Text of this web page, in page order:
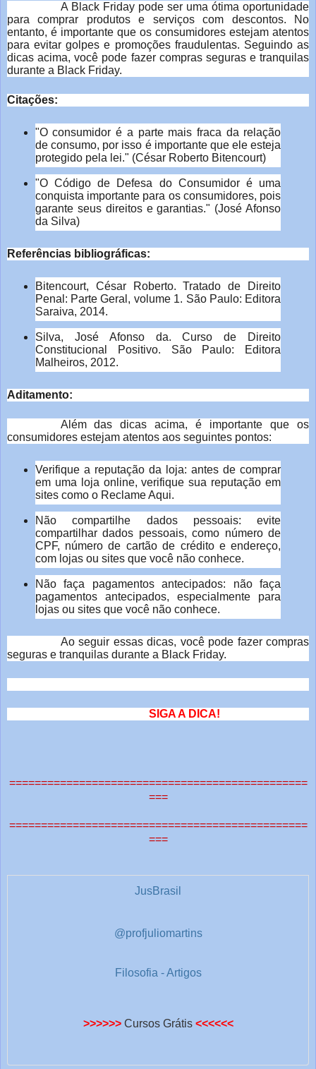
A Black Friday pode ser uma ótima oportunidade
para comprar produtos e serviços com descontos. No
entanto, é importante que os consumidores estejam atentos
para evitar golpes e promoções fraudulentas. Seguindo as
dicas acima, você pode fazer compras seguras e tranquilas
durante a Black Friday.
Citações:
"O consumidor é a parte mais fraca da relação
de consumo, por isso é importante que ele esteja
protegido pela lei." (César Roberto Bitencourt)
"O Código de Defesa do Consumidor é uma
conquista importante para os consumidores, pois
garante seus direitos e garantias." (José Afonso
da Silva)
Referências bibliográficas:
Bitencourt, César Roberto. Tratado de Direito
Penal: Parte Geral, volume 1. São Paulo: Editora
Saraiva, 2014.
Silva, José Afonso da. Curso de Direito
Constitucional Positivo. São Paulo: Editora
Malheiros, 2012.
Aditamento:
Além das dicas acima, é importante que os
consumidores estejam atentos aos seguintes pontos:
Verifique a reputação da loja: antes de comprar
em uma loja online, verifique sua reputação em
sites como o Reclame Aqui.
Não compartilhe dados pessoais: evite
compartilhar dados pessoais, como número de
CPF, número de cartão de crédito e endereço,
com lojas ou sites que você não conhece.
Não faça pagamentos antecipados: não faça
pagamentos antecipados, especialmente para
lojas ou sites que você não conhece.
Ao seguir essas dicas, você pode fazer compras
seguras e tranquilas durante a Black Friday.
SIGA A DICA!
===============================================
===
===============================================
===
JusBrasil
@profjuliomartins
Filosofia - Artigos
>>>>>> Cursos Grátis <<<<<<